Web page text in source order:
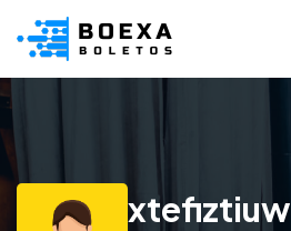
xtefiztiuw